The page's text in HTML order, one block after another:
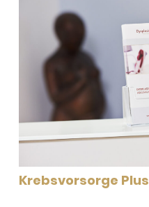
Krebsvorsorge Plus